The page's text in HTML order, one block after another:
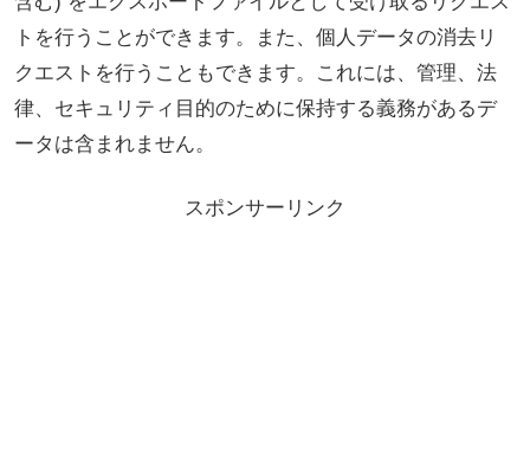
トを行うことができます。また、個人データの消去リ
クエストを行うこともできます。これには、管理、法
律、セキュリティ目的のために保持する義務があるデ
ータは含まれません。
スポンサーリンク